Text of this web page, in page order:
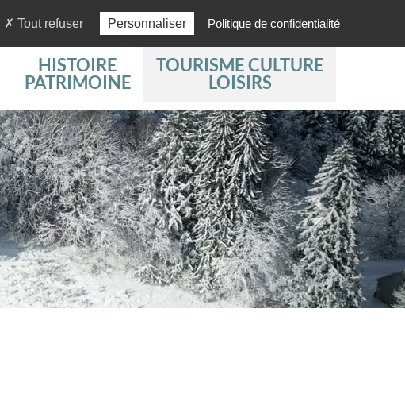
Actus 03 84 51 61 97
HISTOIRE
PATRIMOINE
TOURISME CULTURE
LOISIRS
Tout refuser Personnaliser Politique de confidentialité